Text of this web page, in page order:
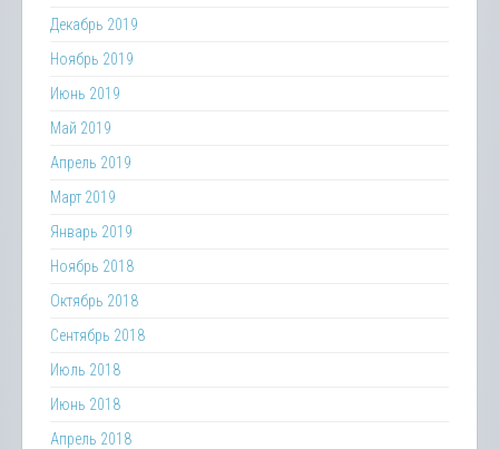
Декабрь 2019
Ноябрь 2019
Июнь 2019
Май 2019
Апрель 2019
Март 2019
Январь 2019
Ноябрь 2018
Октябрь 2018
Сентябрь 2018
Июль 2018
Июнь 2018
Апрель 2018